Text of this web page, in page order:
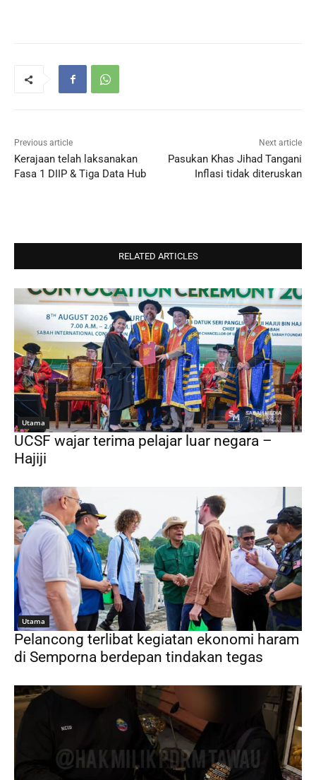
Previous article
Kerajaan telah laksanakan
Fasa 1 DIIP & Tiga Data Hub
Next article
Pasukan Khas Jihad Tangani
Inflasi tidak diteruskan
RELATED ARTICLES
Utama
UCSF wajar terima pelajar luar negara –
Hajiji
Utama
Pelancong terlibat kegiatan ekonomi haram
di Semporna berdepan tindakan tegas